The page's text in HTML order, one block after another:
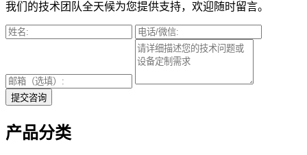
我们的技术团队全天候为您提供支持，欢迎随时留言。
提交咨询
产品分类